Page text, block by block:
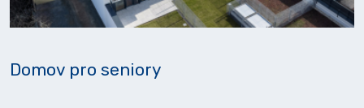
Domov pro seniory